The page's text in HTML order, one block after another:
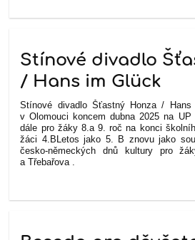
Stínové divadlo
/ Hans im Glück
Stínové divadlo Šťastný Honza /
v Olomouci koncem dubna 2025 na
dále pro žáky 8.a 9. roč na konci
žáci 4.B Letos jako 5. B znovu jako
česko-německých dnů kultury pro
a Třebařova .